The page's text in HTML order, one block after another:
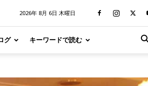
2026年 8月 6日 木曜日
グ キーワードで読む